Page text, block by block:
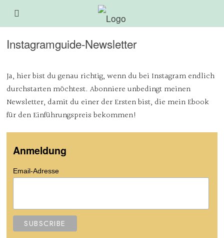
Instagramguide-Newsletter
Ja, hier bist du genau richtig, wenn du bei Instagram endlich
durchstarten möchtest. Abonniere unbedingt meinen
Newsletter, damit du einer der Ersten bist, die mein Ebook
für den Einführungspreis bekommen!
Anmeldung
Email-Adresse